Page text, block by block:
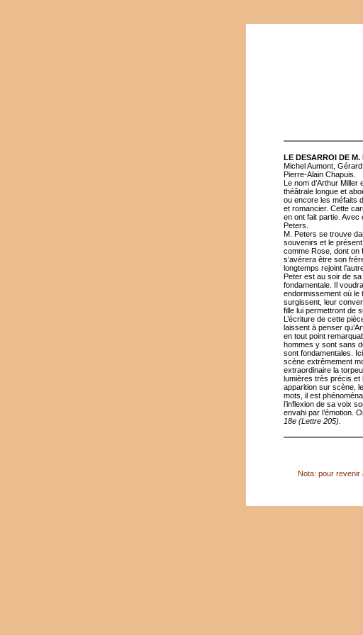
LE DESARROI DE M.
Michel Aumont,
Pierre-Alain Chapuis.
Le nom d’Arthur
théâtrale longue et
ou encore les méfaits
et romancier. Cette
en ont fait partie. Avec
Peters.
M. Peters se trouve
souvenirs et le
comme Rose, dont on
s’avérera être son
longtemps rejoint
Peter est au soir de sa
fondamentale. Il
endormissement où le
surgissent, leur
fille lui permettront de
L’écriture de cette
laissent à penser
en tout point
hommes y sont sans
sont fondamentales.
scène extrêmement
extraordinaire la
lumières très précis et
apparition sur scène,
mots, il est
l’inflexion de sa voix
envahi par l’émotion.
18e (Lettre 205).
Nota: pour revenir